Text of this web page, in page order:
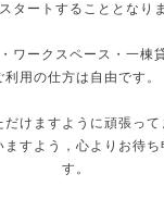
タートすることとなり
ワークスペース・一棟
利用の仕方は自由です。
だけますように頑張っ
すよう，心よりお待ち
す。